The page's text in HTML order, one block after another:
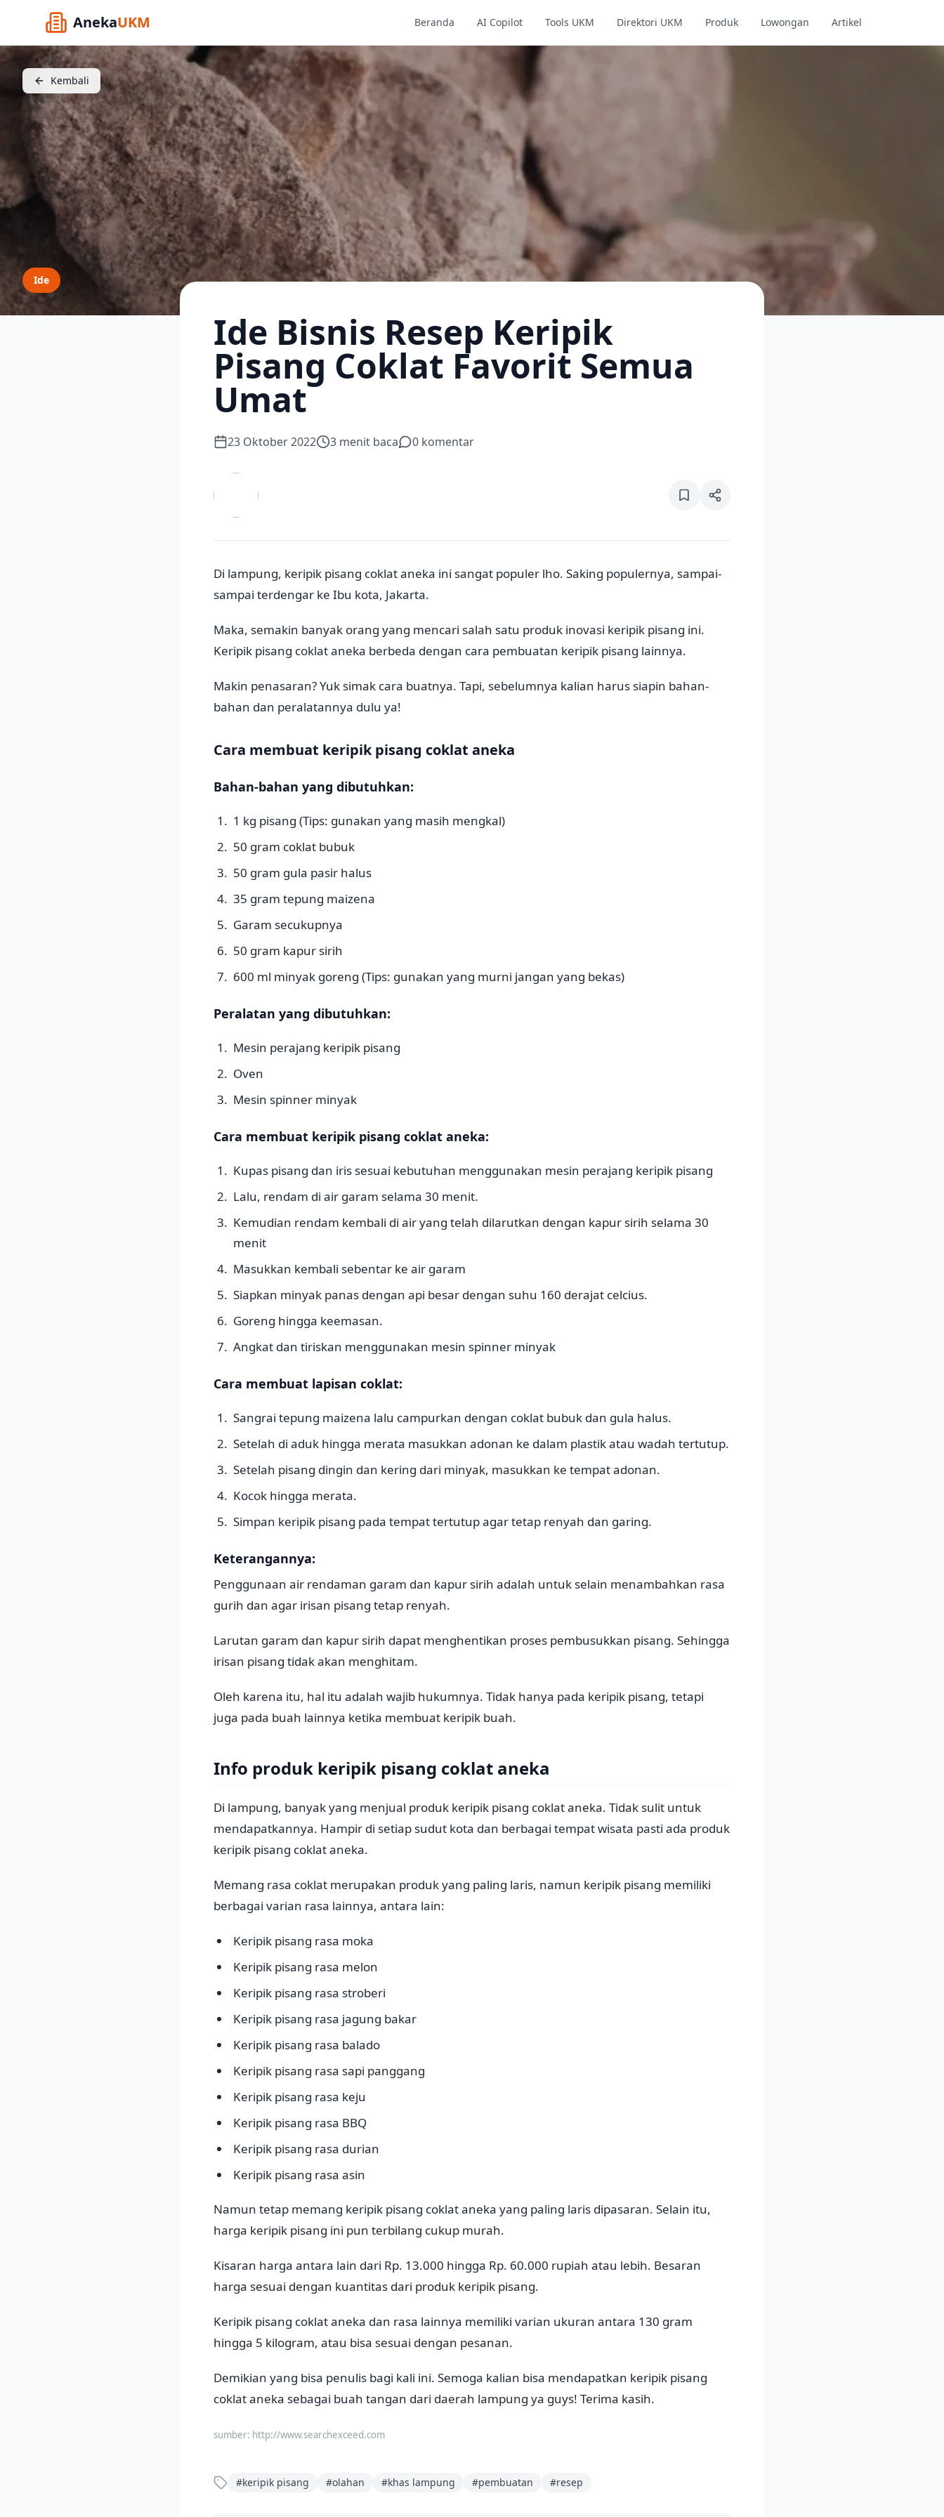
AnekaUKM Beranda AI Copilot Tools UKM Direktori UKM Produk Lowongan Artikel
Kembali
Ide
Ide Bisnis Resep Keripik
Pisang Coklat Favorit Semua
Umat
23 Oktober 2022 3 menit baca 0 komentar
Di lampung, keripik pisang coklat aneka ini sangat populer lho. Saking populernya, sampai-
sampai terdengar ke Ibu kota, Jakarta.
Maka, semakin banyak orang yang mencari salah satu produk inovasi keripik pisang ini.
Keripik pisang coklat aneka berbeda dengan cara pembuatan keripik pisang lainnya.
Makin penasaran? Yuk simak cara buatnya. Tapi, sebelumnya kalian harus siapin bahan-
bahan dan peralatannya dulu ya!
Cara membuat keripik pisang coklat aneka
Bahan-bahan yang dibutuhkan:
1 kg pisang (Tips: gunakan yang masih mengkal)
50 gram coklat bubuk
50 gram gula pasir halus
35 gram tepung maizena
Garam secukupnya
50 gram kapur sirih
600 ml minyak goreng (Tips: gunakan yang murni jangan yang bekas)
Peralatan yang dibutuhkan:
Mesin perajang keripik pisang
Oven
Mesin spinner minyak
Cara membuat keripik pisang coklat aneka:
Kupas pisang dan iris sesuai kebutuhan menggunakan mesin perajang keripik pisang
Lalu, rendam di air garam selama 30 menit.
Kemudian rendam kembali di air yang telah dilarutkan dengan kapur sirih selama 30
menit
Masukkan kembali sebentar ke air garam
Siapkan minyak panas dengan api besar dengan suhu 160 derajat celcius.
Goreng hingga keemasan.
Angkat dan tiriskan menggunakan mesin spinner minyak
Cara membuat lapisan coklat:
Sangrai tepung maizena lalu campurkan dengan coklat bubuk dan gula halus.
Setelah di aduk hingga merata masukkan adonan ke dalam plastik atau wadah tertutup.
Setelah pisang dingin dan kering dari minyak, masukkan ke tempat adonan.
Kocok hingga merata.
Simpan keripik pisang pada tempat tertutup agar tetap renyah dan garing.
Keterangannya:
Penggunaan air rendaman garam dan kapur sirih adalah untuk selain menambahkan rasa
gurih dan agar irisan pisang tetap renyah.
Larutan garam dan kapur sirih dapat menghentikan proses pembusukkan pisang. Sehingga
irisan pisang tidak akan menghitam.
Oleh karena itu, hal itu adalah wajib hukumnya. Tidak hanya pada keripik pisang, tetapi
juga pada buah lainnya ketika membuat keripik buah.
Info produk keripik pisang coklat aneka
Di lampung, banyak yang menjual produk keripik pisang coklat aneka. Tidak sulit untuk
mendapatkannya. Hampir di setiap sudut kota dan berbagai tempat wisata pasti ada produk
keripik pisang coklat aneka.
Memang rasa coklat merupakan produk yang paling laris, namun keripik pisang memiliki
berbagai varian rasa lainnya, antara lain:
Keripik pisang rasa moka
Keripik pisang rasa melon
Keripik pisang rasa stroberi
Keripik pisang rasa jagung bakar
Keripik pisang rasa balado
Keripik pisang rasa sapi panggang
Keripik pisang rasa keju
Keripik pisang rasa BBQ
Keripik pisang rasa durian
Keripik pisang rasa asin
Namun tetap memang keripik pisang coklat aneka yang paling laris dipasaran. Selain itu,
harga keripik pisang ini pun terbilang cukup murah.
Kisaran harga antara lain dari Rp. 13.000 hingga Rp. 60.000 rupiah atau lebih. Besaran
harga sesuai dengan kuantitas dari produk keripik pisang.
Keripik pisang coklat aneka dan rasa lainnya memiliki varian ukuran antara 130 gram
hingga 5 kilogram, atau bisa sesuai dengan pesanan.
Demikian yang bisa penulis bagi kali ini. Semoga kalian bisa mendapatkan keripik pisang
coklat aneka sebagai buah tangan dari daerah lampung ya guys! Terima kasih.
sumber: http://www.searchexceed.com
#keripik pisang #olahan #khas lampung #pembuatan #resep